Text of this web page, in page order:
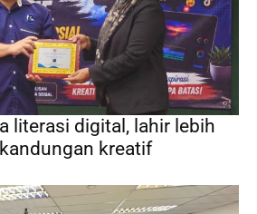
literasi digital, lahir lebih
kreatif